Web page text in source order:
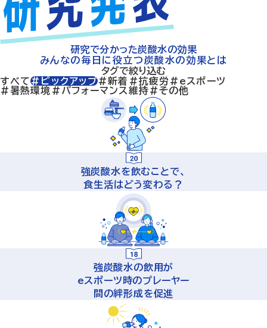
研究で分かった炭酸水の効果
みんなの毎日に役立つ炭酸水の効果とは
タグで絞り込む
すべて#ピックアップ#新着 #抗疲労 #eスポーツ
#暑熱環境 #パフォーマンス維持#その他
強炭酸水を飲むことで、
食生活はどう変わる？
強炭酸水の飲用が
eスポーツ時のプレーヤー
間の絆形成を促進